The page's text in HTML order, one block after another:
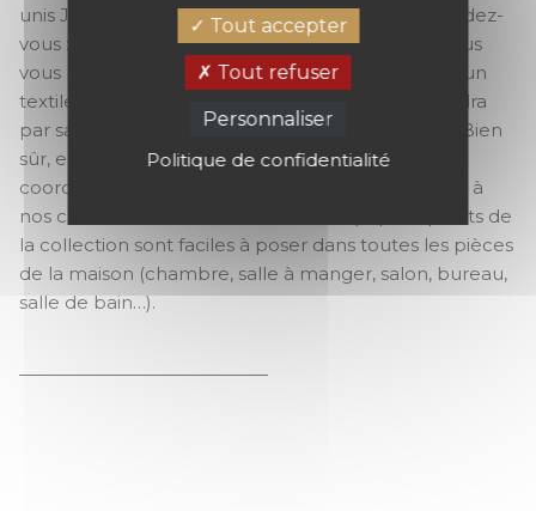
unis JUTE ! Encore une fois, l’originalité est au rendez-
vous : bien plus qu’un simple papier peint uni, nous
vous proposons toute une gamme conçue dans un
textile végétal naturel. Ce bel effet vous surprendra
par sa top qualité et son superbe rendu naturel. Bien
sûr, elle se décline dans un large nuancier à
coordonner ensemble, à jouer en solo ou à mixer à
nos collections du moment. Tous les papiers peints de
la collection sont faciles à poser dans toutes les pièces
de la maison (chambre, salle à manger, salon, bureau,
salle de bain…).
Tout accepter
Tout refuser
Personnaliser
Politique de confidentialité